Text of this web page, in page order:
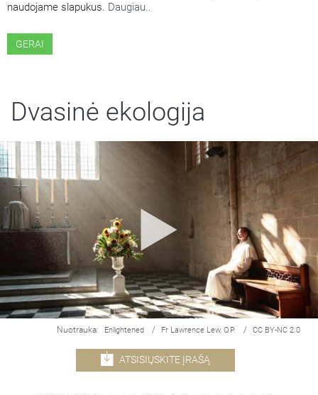
naudojame slapukus. Daugiau..
GERAI
Dvasinė ekologija
Nuotrauka: Enlightened / Fr Lawrence Lew, O.P. / CC BY-NC 2.0
ATSISIŲSKITE ĮRAŠĄ